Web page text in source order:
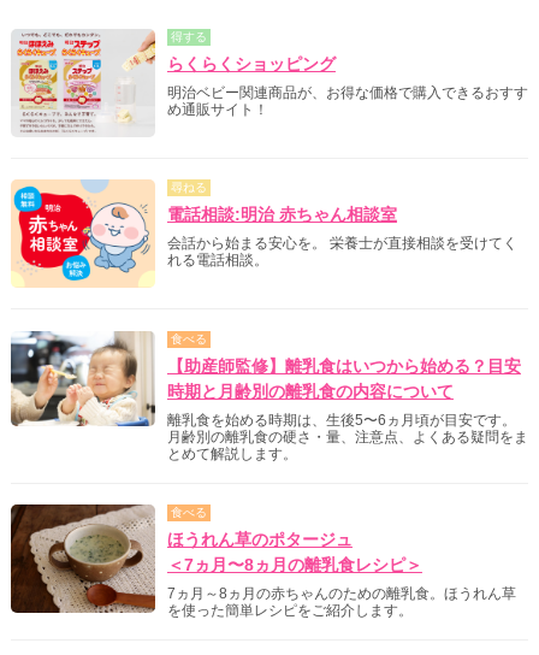
得する
らくらくショッピング
明治ベビー関連商品が、お得な価格で購入できるおすす
め通販サイト！
尋ねる
電話相談:明治 赤ちゃん相談室
会話から始まる安心を。 栄養士が直接相談を受けてく
れる電話相談。
食べる
【助産師監修】離乳食はいつから始める？目安
時期と月齢別の離乳食の内容について
離乳食を始める時期は、生後5〜6ヵ月頃が目安です。
月齢別の離乳食の硬さ・量、注意点、よくある疑問をま
とめて解説します。
食べる
ほうれん草のポタージュ
＜7ヵ月〜8ヵ月の離乳食レシピ＞
7ヵ月～8ヵ月の赤ちゃんのための離乳食。ほうれん草
を使った簡単レシピをご紹介します。